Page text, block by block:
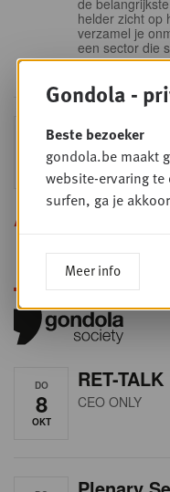
helder zicht op
verzamel je
een sector die
ooit.
DO
24
Sales &
2026
Sales & Nego
Alle opleidingen
DO
8
OKT
RET-TALK
CEO ONLY
Gondola -
Beste bezoeker
gondola.be maakt
website-ervaring
surfen, ga je
Meer info